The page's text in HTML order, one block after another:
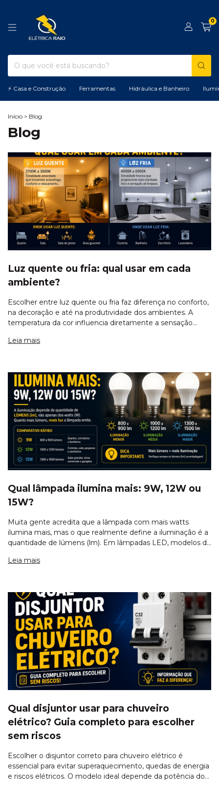
0
⚡ Casa e Construção Ferramentas Hidráulica e Banheiro
Início > Blog
Blog
Luz quente ou fria: qual usar em cada
ambiente?
Escolher entre luz quente ou fria faz diferença no conforto,
na decoração e até na produtividade dos ambientes. A
temperatura da cor influencia diretamente a sensação
aconchego, a fria oferece maior s
Leia mais
Qual lâmpada ilumina mais: 9W, 12W ou
15W?
Muita gente acredita que a lâmpada com mais watts
ilumina mais, mas o que realmente define a iluminação é a
quantidade de lúmens (lm). Em lâmpadas LED, modelos de
brilho, consumo e aplicação. Neste gu
Leia mais
Qual disjuntor usar para chuveiro
elétrico? Guia completo para escolher
sem riscos
Escolher o disjuntor correto para chuveiro elétrico é
essencial para evitar superaquecimento, quedas de energia
e riscos elétricos. O modelo ideal depende da potência do